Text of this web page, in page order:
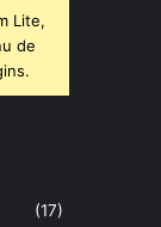
Lite,
de
(17)